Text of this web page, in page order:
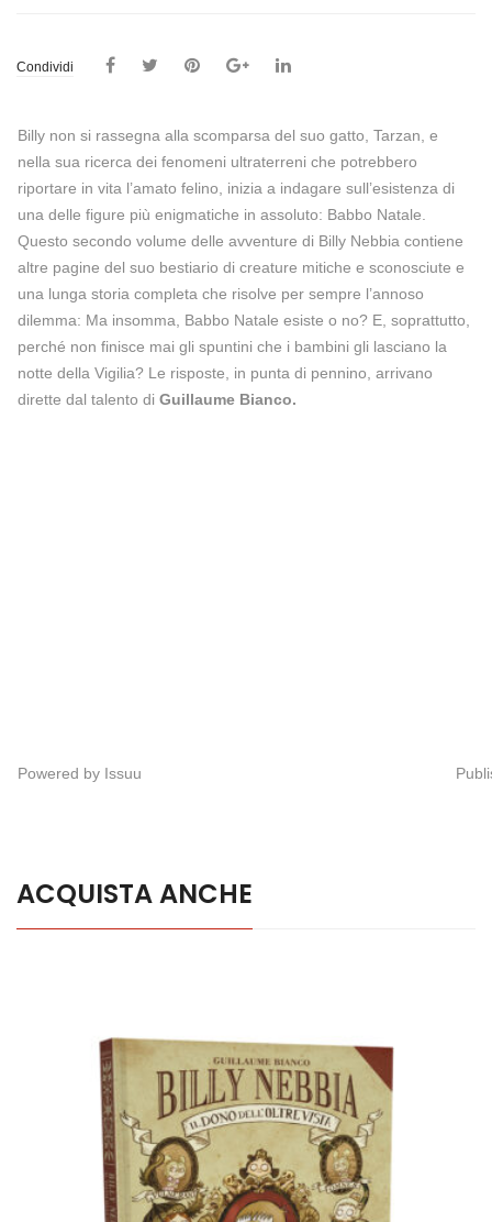
Condividi
Billy non si rassegna alla scomparsa del suo gatto, Tarzan, e
nella sua ricerca dei fenomeni ultraterreni che potrebbero
riportare in vita l’amato felino, inizia a indagare sull’esistenza di
una delle figure più enigmatiche in assoluto: Babbo Natale.
Questo secondo volume delle avventure di Billy Nebbia contiene
altre pagine del suo bestiario di creature mitiche e sconosciute e
una lunga storia completa che risolve per sempre l’annoso
dilemma: Ma insomma, Babbo Natale esiste o no? E, soprattutto,
perché non finisce mai gli spuntini che i bambini gli lasciano la
notte della Vigilia? Le risposte, in punta di pennino, arrivano
dirette dal talento di Guillaume Bianco.
Powered by Issuu
ACQUISTA ANCHE